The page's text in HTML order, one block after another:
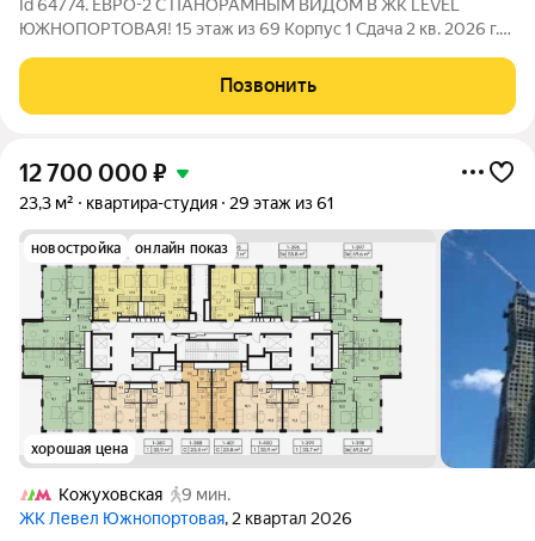
Id 64774. ЕВРО-2 С ПАНОРАМНЫМ ВИДОМ В ЖК LEVEL
ЮЖНОПОРТОВАЯ! 15 этаж из 69 Корпус 1 Сдача 2 кв. 2026 г.
Позвонить
12 700 000 ₽
23,3 м² квартира-студия 29 этаж из 61
новостройка онлайн показ
хорошая цена
Кожуховская
9 мин.
ЖК Левел Южнопортовая, 2 квартал 2026